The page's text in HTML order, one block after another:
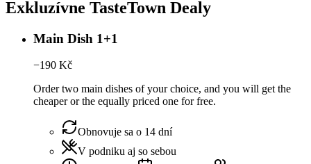
Exkluzívne TasteTown Dealy
Main Dish 1+1
−190 Kč
Order two main dishes of your choice, and you will get the
cheaper or the equally priced one for free.
Obnovuje sa o 14 dní
V podniku aj so sebou